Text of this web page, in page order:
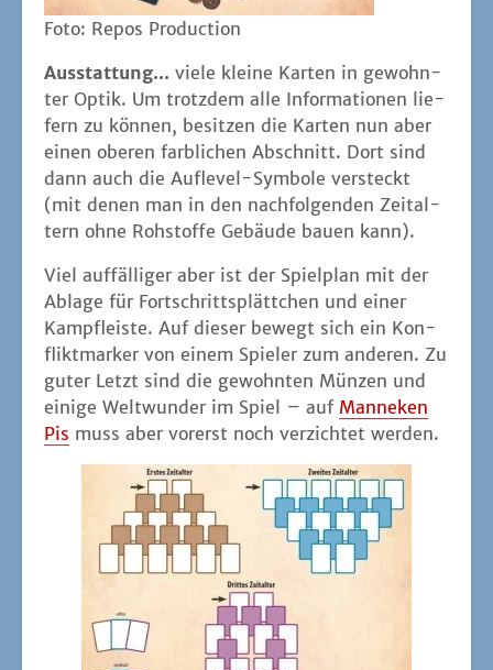
Foto: Repos Production
Aus­stat­tung... vie­le klei­ne Kar­ten in gewohn­
ter Optik. Um trotz­dem alle Infor­ma­tio­nen lie­
fern zu kön­nen, besit­zen die Kar­ten nun aber
einen obe­ren farb­li­chen Abschnitt. Dort sind
dann auch die Auf­le­vel-Sym­bo­le ver­steckt
(mit denen man in den nach­fol­gen­den Zeit­al­
tern ohne Roh­stof­fe Gebäu­de bau­en kann).
Viel auf­fäl­li­ger aber ist der Spiel­plan mit der
Abla­ge für Fort­schritts­plätt­chen und einer
Kampf­leis­te. Auf die­ser bewegt sich ein Kon­
flikt­mar­ker von einem Spie­ler zum ande­ren. Zu
guter Letzt sind die gewohn­ten Mün­zen und
eini­ge Welt­wun­der im Spiel – auf Man­ne­ken
Pis muss aber vor­erst noch ver­zich­tet werden.